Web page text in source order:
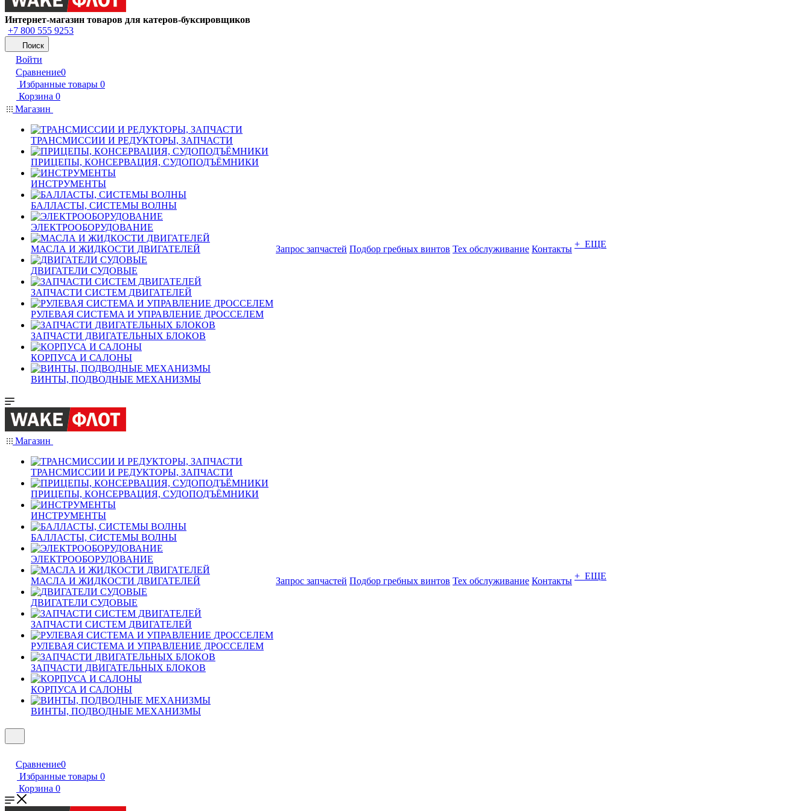
Интернет-магазин товаров для катеров-буксировщиков
+7 800 555 9253
Поиск
Войти
Сравнение0
Избранные товары 0
Корзина 0
Магазин
ТРАНСМИССИИ И РЕДУКТОРЫ, ЗАПЧАСТИ
ПРИЦЕПЫ, КОНСЕРВАЦИЯ, СУДОПОДЪЁМНИКИ
ИНСТРУМЕНТЫ
БАЛЛАСТЫ, СИСТЕМЫ ВОЛНЫ
ЭЛЕКТРООБОРУДОВАНИЕ
МАСЛА И ЖИДКОСТИ ДВИГАТЕЛЕЙ
ДВИГАТЕЛИ СУДОВЫЕ
ЗАПЧАСТИ СИСТЕМ ДВИГАТЕЛЕЙ
РУЛЕВАЯ СИСТЕМА И УПРАВЛЕНИЕ ДРОССЕЛЕМ
ЗАПЧАСТИ ДВИГАТЕЛЬНЫХ БЛОКОВ
КОРПУСА И САЛОНЫ
ВИНТЫ, ПОДВОДНЫЕ МЕХАНИЗМЫ
Запрос запчастей Подбор гребных винтов Тех обслуживание Контакты + ЕЩЕ
Магазин
ТРАНСМИССИИ И РЕДУКТОРЫ, ЗАПЧАСТИ
ПРИЦЕПЫ, КОНСЕРВАЦИЯ, СУДОПОДЪЁМНИКИ
ИНСТРУМЕНТЫ
БАЛЛАСТЫ, СИСТЕМЫ ВОЛНЫ
ЭЛЕКТРООБОРУДОВАНИЕ
МАСЛА И ЖИДКОСТИ ДВИГАТЕЛЕЙ
ДВИГАТЕЛИ СУДОВЫЕ
ЗАПЧАСТИ СИСТЕМ ДВИГАТЕЛЕЙ
РУЛЕВАЯ СИСТЕМА И УПРАВЛЕНИЕ ДРОССЕЛЕМ
ЗАПЧАСТИ ДВИГАТЕЛЬНЫХ БЛОКОВ
КОРПУСА И САЛОНЫ
ВИНТЫ, ПОДВОДНЫЕ МЕХАНИЗМЫ
Запрос запчастей Подбор гребных винтов Тех обслуживание Контакты + ЕЩЕ
Сравнение0
Избранные товары 0
Корзина 0